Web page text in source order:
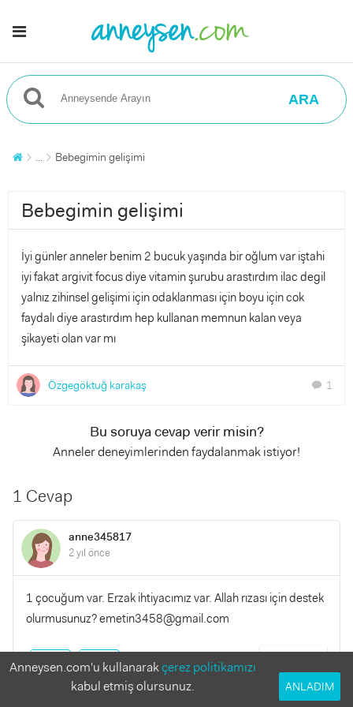
ARA
... Bebegimin gelişimi
Bebegimin gelişimi
İyi günler anneler benim 2 bucuk yaşında bir oğlum var iştahi
iyi fakat argivit focus diye vitamin şurubu arastırdım ilac degil
yalnız zihinsel gelişimi için odaklanması için boyu için cok
faydalı diye arastırdım hep kullanan memnun kalan veya
şikayeti olan var mı
Özgegöktuğ karakaş chat 1
Bu soruya cevap verir misin?
Anneler deneyimlerinden faydalanmak istiyor!
1 Cevap
anne345817
2 yıl önce
1 çocuğum var. Erzak ihtiyacımız var. Allah rızası için destek
olurmusunuz? emetin3458@gmail.com
0 0
Anneysen.com'u kullanarakçerez politikamızı
kabul etmiş olursunuz.
ANLADIM